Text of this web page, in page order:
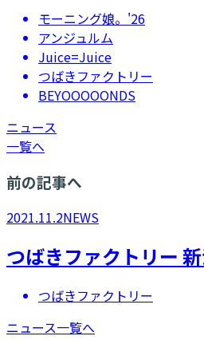
モーニング娘。'26
アンジュルム
Juice=Juice
つばきファクトリー
BEYOOOOONDS
ニュース
一覧へ
前の記事へ
2021.11.2NEWS
つばきファクトリー
つばきファクトリー
ニュース一覧へ